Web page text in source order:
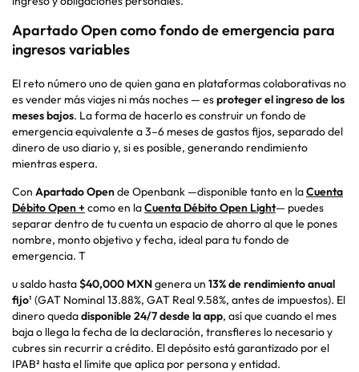
Apartado Open como fondo de emergencia para
ingresos variables
El reto número uno de quien gana en plataformas colaborativas no
es vender más viajes ni más noches — esproteger el ingreso de los
meses bajos. La forma de hacerlo es construir un fondo de
emergencia equivalente a 3–6 meses de gastos fijos, separado del
dinero de uso diario y, si es posible, generando rendimiento
mientras espera.
Con Apartado Opende Openbank —disponible tanto en laCuenta
Débito Open + como en laCuenta Débito Open Light— puedes
separar dentro de tu cuenta un espacio de ahorro al que le pones
nombre, monto objetivo y fecha, ideal para tu fondo de
emergencia. T
u saldo hasta$40,000 MXNgenera un 13% de rendimiento anual
fijo¹ (GAT Nominal 13.88%, GAT Real 9.58%, antes de impuestos). El
dinero quedadisponible 24/7 desde laapp, así que cuando el mes
baja o llega la fecha de la declaración, transfieres lo necesario y
cubres sin recurrir a crédito. El depósito está garantizado por el
IPAB² hasta el límite que aplica por persona y entidad.